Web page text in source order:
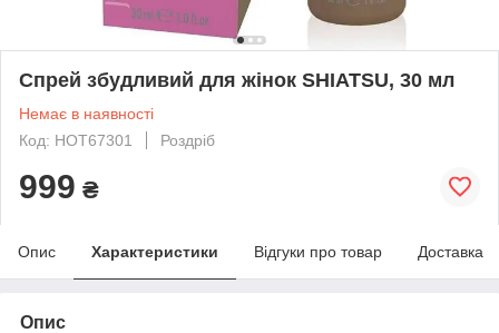
Спрей збудливий для жінок SHIATSU, 30 мл
Немає в наявності
Код: HOT67301
Роздріб
999 ₴
Опис Характеристики Відгуки про товар Доставка
Опис